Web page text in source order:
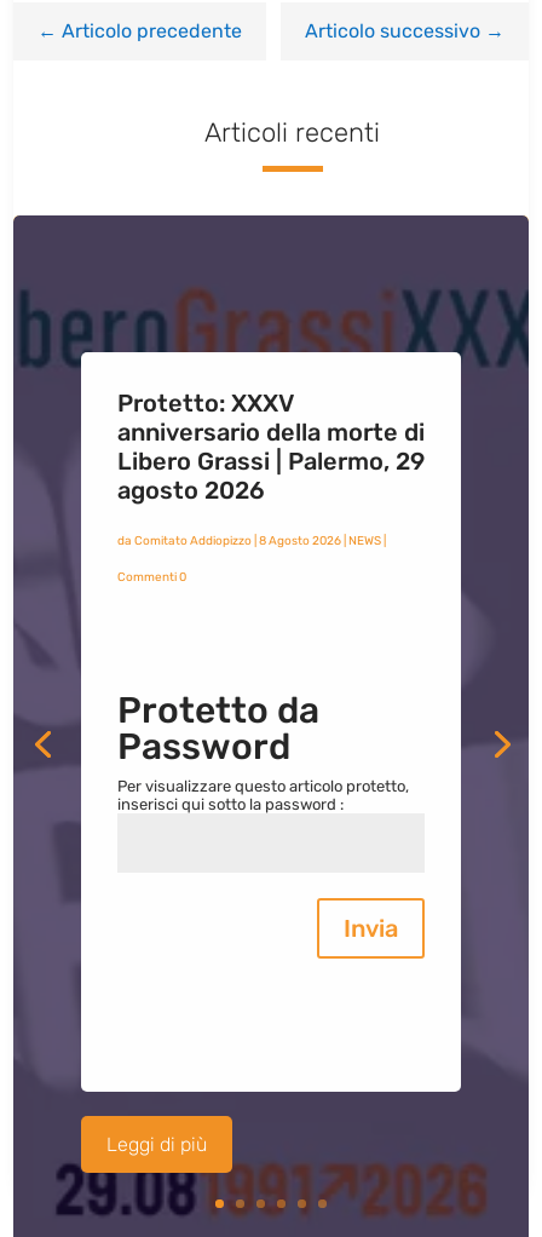
←Articolo precedente Articolo successivo→
Articoli recenti
Protetto: XXXV
anniversario della morte di
Libero Grassi | Palermo, 29
agosto 2026
da Comitato Addiopizzo| 8 Agosto 2026| NEWS|
Commenti 0
Protetto da
Password
Per visualizzare questo articolo protetto,
inserisci qui sotto la password :
Invia
Leggi di più